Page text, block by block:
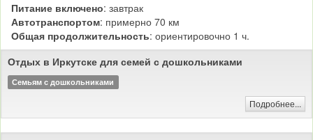
Питание включено: завтрак
Автотранспортом: примерно 70 км
Общая продолжительность: ориентировочно 1 ч.
Отдых в Иркутске для семей с дошкольниками
Семьям с дошкольниками
Подробнее...